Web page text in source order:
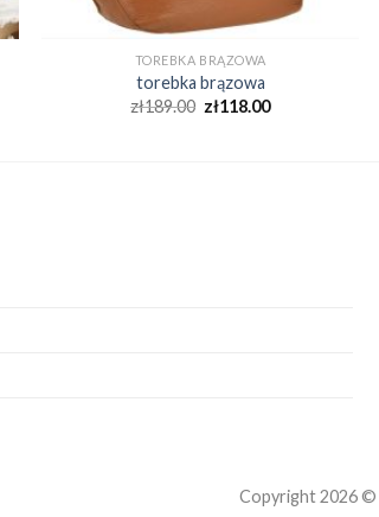
TOREBKA BRĄZOWA
torebka brązowa
zł189.00 zł118.00
Copyright 2026 ©